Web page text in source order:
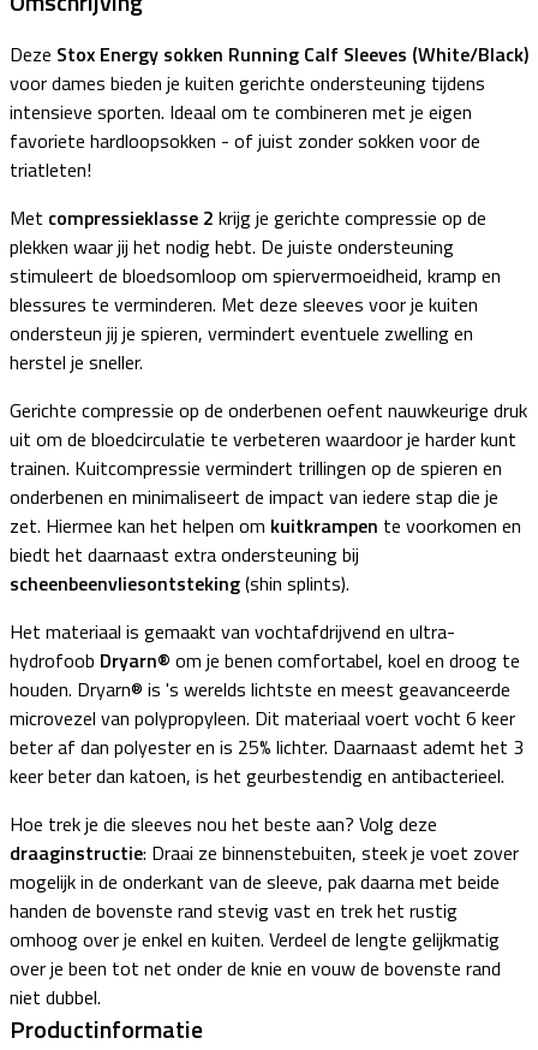
Deze Stox Energy sokken Running Calf Sleeves (White/Black)
voor dames bieden je kuiten gerichte ondersteuning tijdens
intensieve sporten. Ideaal om te combineren met je eigen
favoriete hardloopsokken - of juist zonder sokken voor de
triatleten!
Met compressieklasse 2 krijg je gerichte compressie op de
plekken waar jij het nodig hebt. De juiste ondersteuning
stimuleert de bloedsomloop om spiervermoeidheid, kramp en
blessures te verminderen. Met deze sleeves voor je kuiten
ondersteun jij je spieren, vermindert eventuele zwelling en
herstel je sneller.
Gerichte compressie op de onderbenen oefent nauwkeurige druk
uit om de bloedcirculatie te verbeteren waardoor je harder kunt
trainen. Kuitcompressie vermindert trillingen op de spieren en
onderbenen en minimaliseert de impact van iedere stap die je
zet. Hiermee kan het helpen om kuitkrampen te voorkomen en
biedt het daarnaast extra ondersteuning bij
scheenbeenvliesontsteking(shin splints).
Het materiaal is gemaakt van vochtafdrijvend en ultra-
hydrofoob Dryarn® om je benen comfortabel, koel en droog te
houden. Dryarn® is 's werelds lichtste en meest geavanceerde
microvezel van polypropyleen. Dit materiaal voert vocht 6 keer
beter af dan polyester en is 25% lichter. Daarnaast ademt het 3
keer beter dan katoen, is het geurbestendig en antibacterieel.
Hoe trek je die sleeves nou het beste aan? Volg deze
draaginstructie: Draai ze binnenstebuiten, steek je voet zover
mogelijk in de onderkant van de sleeve, pak daarna met beide
handen de bovenste rand stevig vast en trek het rustig
omhoog over je enkel en kuiten. Verdeel de lengte gelijkmatig
over je been tot net onder de knie en vouw de bovenste rand
niet dubbel.
Productinformatie